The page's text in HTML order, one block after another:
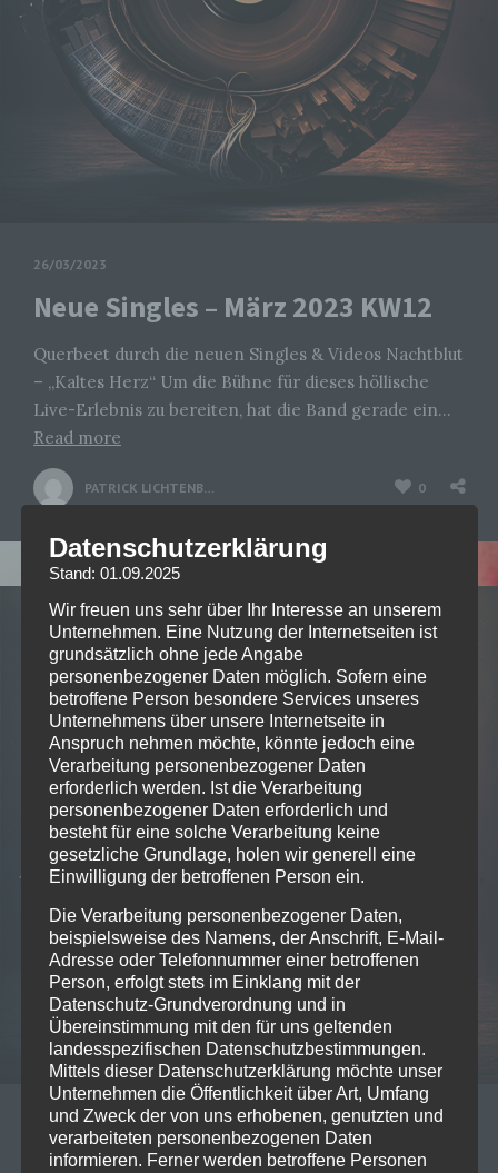
26/03/2023
Neue Singles – März 2023 KW12
Querbeet durch die neuen Singles & Videos Nachtblut
– „Kaltes Herz“ Um die Bühne für dieses höllische
Live-Erlebnis zu bereiten, hat die Band gerade ein…
Read more
0
05/03/2023
Datenschutzerklärung
Stand: 01.09.2025
Wir freuen uns sehr über Ihr Interesse an unserem
Unternehmen. Eine Nutzung der Internetseiten ist
grundsätzlich ohne jede Angabe
personenbezogener Daten möglich. Sofern eine
betroffene Person besondere Services unseres
Unternehmens über unsere Internetseite in
Anspruch nehmen möchte, könnte jedoch eine
Verarbeitung personenbezogener Daten
erforderlich werden. Ist die Verarbeitung
personenbezogener Daten erforderlich und
besteht für eine solche Verarbeitung keine
gesetzliche Grundlage, holen wir generell eine
Einwilligung der betroffenen Person ein.
Die Verarbeitung personenbezogener Daten,
beispielsweise des Namens, der Anschrift, E-Mail-
Adresse oder Telefonnummer einer betroffenen
Person, erfolgt stets im Einklang mit der
Datenschutz-Grundverordnung und in
Übereinstimmung mit den für uns geltenden
landesspezifischen Datenschutzbestimmungen.
Mittels dieser Datenschutzerklärung möchte unser
Unternehmen die Öffentlichkeit über Art, Umfang
und Zweck der von uns erhobenen, genutzten und
verarbeiteten personenbezogenen Daten
informieren. Ferner werden betroffene Personen